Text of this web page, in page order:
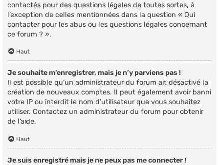
contactés pour des questions légales de toutes sortes, à
l’exception de celles mentionnées dans la question « Qui
contacter pour les abus ou les questions légales concernant
ce forum ? ».
Haut
Je souhaite m’enregistrer, mais je n’y parviens pas !
Il est possible qu’un administrateur du forum ait désactivé la
création de nouveaux comptes. Il peut également avoir banni
votre IP ou interdit le nom d’utilisateur que vous souhaitez
utiliser. Contactez un administrateur du forum pour obtenir
de l’aide.
Haut
Je suis enregistré mais je ne peux pas me connecter !